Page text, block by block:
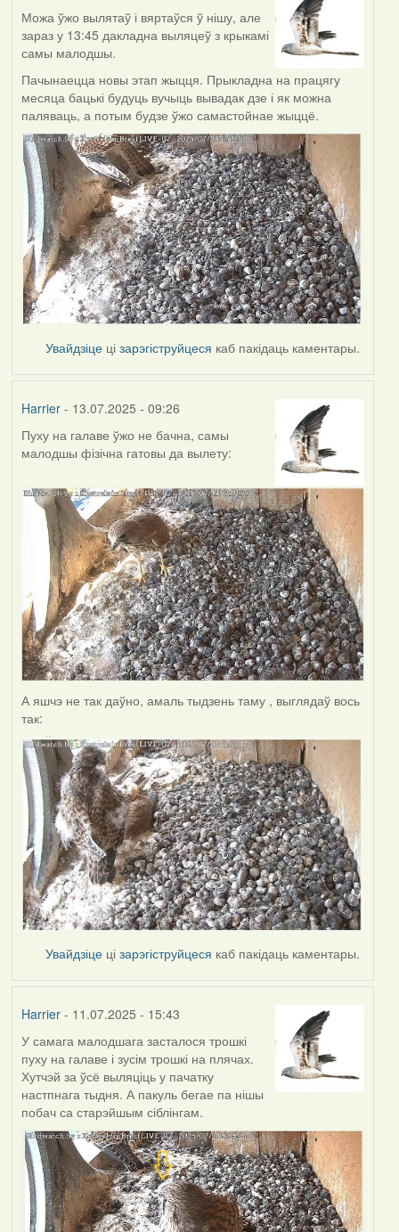
Можа ўжо вылятаў і вяртаўся ў нішу, але
зараз у 13:45 дакладна выляцеў з крыкамі
самы малодшы.
Пачынаецца новы этап жыцця. Прыкладна на працягу
месяца бацькі будуць вучыць вывадак дзе і як можна
паляваць, а потым будзе ўжо самастойнае жыццё.
Увайдзіце цізарэгіструйцеся каб пакідаць каментары.
Harrier- 13.07.2025 - 09:26
Пуху на галаве ўжо не бачна, самы
малодшы фізічна гатовы да вылету:
А яшчэ не так даўно, амаль тыдзень таму , выглядаў вось
так:
Увайдзіце цізарэгіструйцеся каб пакідаць каментары.
Harrier- 11.07.2025 - 15:43
У самага малодшага засталося трошкі
пуху на галаве і зусім трошкі на плячах.
Хутчэй за ўсё выляціць у пачатку
настпнага тыдня. А пакуль бегае па нішы
побач са старэйшым сіблінгам.